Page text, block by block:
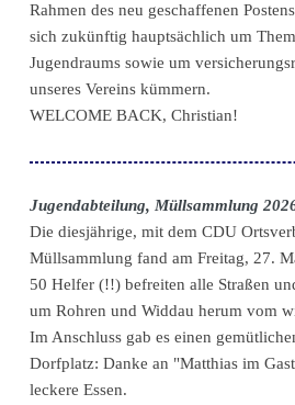
Rahmen des neu geschaffenen
sich zukünftig hauptsächlich um
Jugendraums sowie um
unseres Vereins kümmern.
WELCOME BACK, Christian!
Jugendabteilung, Müllsammlung
Die diesjährige, mit dem CDU
Müllsammlung fand am Freitag, 27.
50 Helfer (!!) befreiten alle Straßen
um Rohren und Widdau herum vom
Im Anschluss gab es einen
Dorfplatz: Danke an "Matthias im
leckere Essen.